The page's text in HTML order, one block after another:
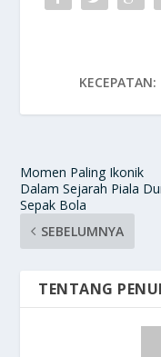
KECEPATAN:
Momen Paling Ikonik
Dalam Sejarah Piala
Sepak Bola
SEBELUMNYA
TENTANG